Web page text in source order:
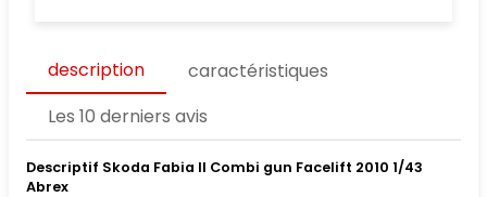
description
caractéristiques
Les 10 derniers avis
Descriptif Skoda Fabia II Combi gun Facelift 2010 1/43
Abrex